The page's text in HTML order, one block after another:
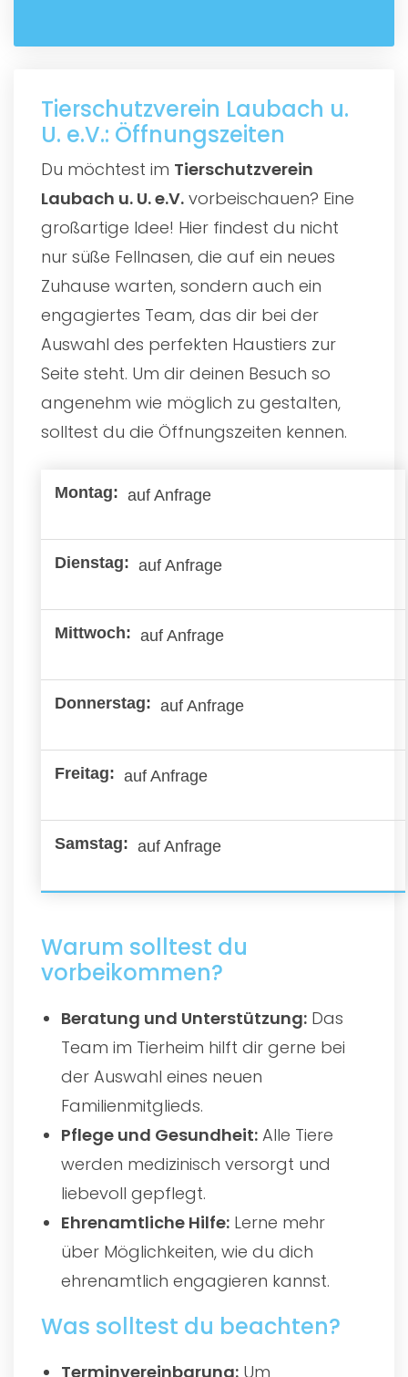
Tierschutzverein Laubach u.
U. e.V.: Öffnungszeiten
Du möchtest im Tierschutzverein
Laubach u. U. e.V. vorbeischauen? Eine
großartige Idee! Hier findest du nicht
nur süße Fellnasen, die auf ein neues
Zuhause warten, sondern auch ein
engagiertes Team, das dir bei der
Auswahl des perfekten Haustiers zur
Seite steht. Um dir deinen Besuch so
angenehm wie möglich zu gestalten,
solltest du die Öffnungszeiten kennen.
auf Anfrage
auf Anfrage
auf Anfrage
auf Anfrage
auf Anfrage
auf Anfrage
Warum solltest du
vorbeikommen?
Beratung und Unterstützung: Das
Team im Tierheim hilft dir gerne bei
der Auswahl eines neuen
Familienmitglieds.
Pflege und Gesundheit: Alle Tiere
werden medizinisch versorgt und
liebevoll gepflegt.
Ehrenamtliche Hilfe: Lerne mehr
über Möglichkeiten, wie du dich
ehrenamtlich engagieren kannst.
Was solltest du beachten?
Terminvereinbarung: Um